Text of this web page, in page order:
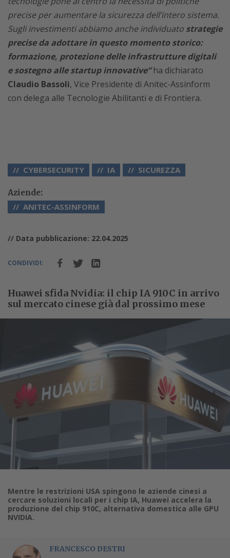
precise per aumentare la sicurezza dell’intero sistema.
Sugli investimenti abbiamo anche individuato strategie
precise da adottare in questo momento storico:
formazione, protezione delle infrastrutture digitali
e sostegno alle startup innovative”ha dichiarato
Claudio Bassoli, Vice Presidente di Anitec-Assinform
con delega alle Tecnologie Abilitanti e di Frontiera.
CYBERSECURITY IA SICUREZZA
Aziende:
ANITEC-ASSINFORM
// Data pubblicazione: 22.04.2025
CONDIVIDI:
Huawei sfida Nvidia: il chip IA 910C in arrivo
sul mercato cinese già dal prossimo mese
Mentre le restrizioni USA spingono le aziende cinesi a
cercare soluzioni locali per i chip IA, Huawei accelera la
produzione del chip 910C, alternativa domestica alle GPU
NVIDIA.
FRANCESCO DESTRI